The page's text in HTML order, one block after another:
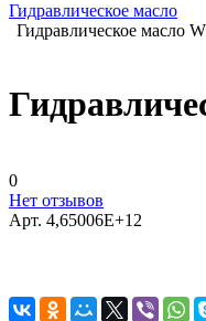
Гидравлическое масло
Гидравлическое масло
0
Нет отзывов
Арт. 4,65006E+12